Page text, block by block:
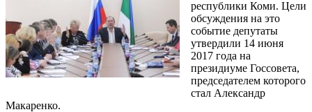
республики Коми. Цели
обсуждения на это
событие депутаты
утвердили 14 июня
2017 года на
президиуме Госсовета,
председателем которого
стал Александр
Макаренко.